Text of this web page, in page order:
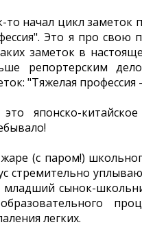
то начал цикл
Это я про свою
заметок в
репортерским
"Тяжелая профессия
это японско-
(с паром!)
стремительно
сынок-
легких.